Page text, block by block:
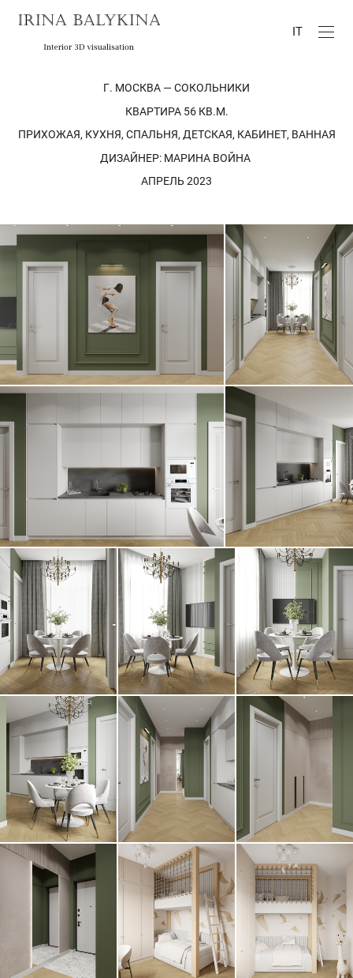
IT
Г. МОСКВА — СОКОЛЬНИКИ
КВАРТИРА 56 КВ.М.
ПРИХОЖАЯ, КУХНЯ, СПАЛЬНЯ, ДЕТСКАЯ, КАБИНЕТ, ВАННАЯ
ДИЗАЙНЕР: МАРИНА ВОЙНА
АПРЕЛЬ 2023